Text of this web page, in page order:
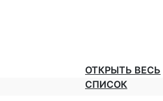
ОТКРЫТЬ ВЕСЬ
СПИСОК